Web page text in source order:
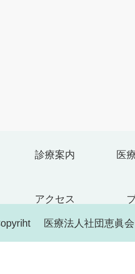
診療案内 医
アクセス
医療法人社団恵眞会